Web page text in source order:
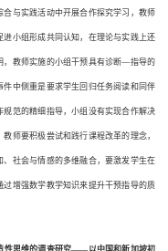
与实践活动中开展合作探究学习，教师
小组形成共同认知，在理论与实践上还
，教师实施的小组干预具有诊断—指导的
中侧重是要求学生回归任务阅读和同伴
范的精细指导，小组没有实现合作解决
师要积极尝试和践行课程改革的理念，
社会与情感的多维融合，要激发学生在
增强数学教学知识来提升干预指导的质